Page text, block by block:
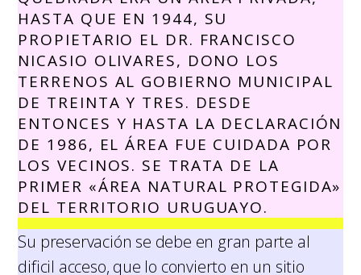
HASTA QUE EN 1944, SU
PROPIETARIO EL DR. FRANCISCO
NICASIO OLIVARES, DONO LOS
TERRENOS AL GOBIERNO MUNICIPAL
DE TREINTA Y TRES. DESDE
ENTONCES Y HASTA LA DECLARACIÓN
DE 1986, EL ÁREA FUE CUIDADA POR
LOS VECINOS. SE TRATA DE LA
PRIMER «ÁREA NATURAL PROTEGIDA»
DEL TERRITORIO URUGUAYO.
Su preservación se debe en gran parte al
dificil acceso, que lo convierto en un sitio